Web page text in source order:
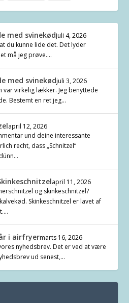
med svinekødjuli 4, 2026
du kunne lide det. Det lyder
må jeg prøve.…
med svinekødjuli 3, 2026
virkelig lækker. Jeg benyttede
Bestemt en ret jeg…
april 12, 2026
und deine interessante
recht, dass „Schnitzel“
april 11, 2026
og skinkeschnitzel?
Skinkeschnitzel er lavet af
i airfryermarts 16, 2026
nyhedsbrev. Det er ved at være
ud senest,…